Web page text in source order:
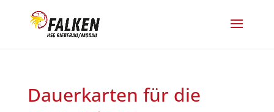
Dauerkarten für die